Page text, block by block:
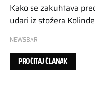
Kako se zakuhtava
udari iz stožera
NEWSBAR
PROČITAJ ČLANAK